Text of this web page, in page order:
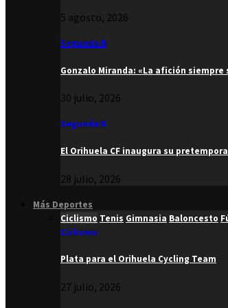
5 agosto, 2026
Segunda B
Gonzalo Miranda: «La afición siempre
30 julio, 2026
Segunda B
El Orihuela CF inaugura su
28 julio, 2026
Más Deportes
Ciclismo Tenis Gimnasia Baloncesto
Ciclismo
Plata para el Orihuela Cycling Team
27 julio, 2026